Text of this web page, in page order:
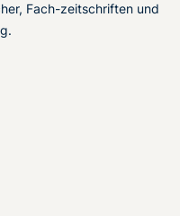
Fach-zeitschriften und